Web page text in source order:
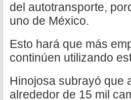
del autotransporte,
uno de México.
Esto hará que más
continúen utilizando
Hinojosa subrayó que
alrededor de 15 mil